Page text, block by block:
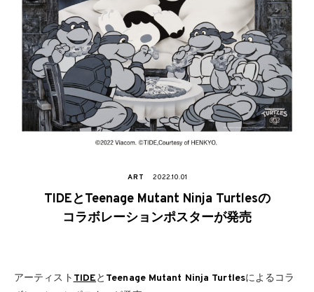
ART 2022.10.01
TIDEとTeenage Mutant Ninja Turtlesの
コラボレーションポスターが発売
アーティスト TIDEと Teenage Mutant Ninja Turtlesによるコラ